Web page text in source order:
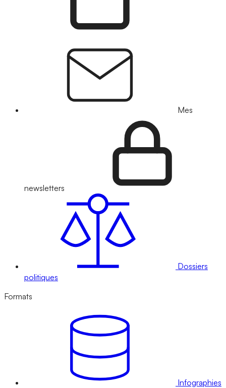
Mes
newsletters
Dossiers
politiques
Formats
Infographies